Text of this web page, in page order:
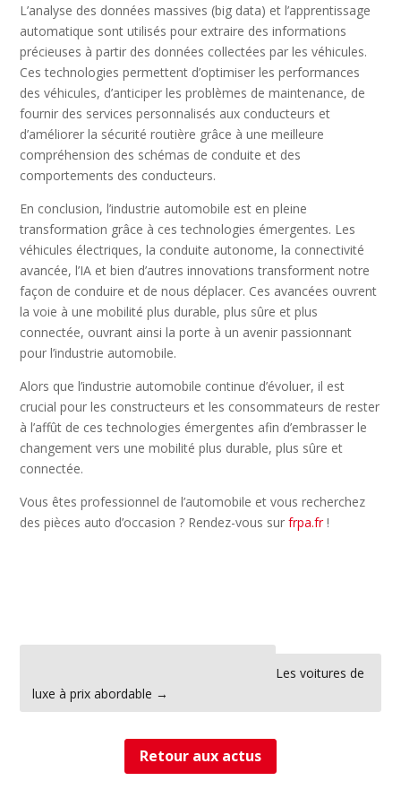
L’analyse des données massives (big data) et l’apprentissage
automatique sont utilisés pour extraire des informations
précieuses à partir des données collectées par les véhicules.
Ces technologies permettent d’optimiser les performances
des véhicules, d’anticiper les problèmes de maintenance, de
fournir des services personnalisés aux conducteurs et
d’améliorer la sécurité routière grâce à une meilleure
compréhension des schémas de conduite et des
comportements des conducteurs.
En conclusion, l’industrie automobile est en pleine
transformation grâce à ces technologies émergentes. Les
véhicules électriques, la conduite autonome, la connectivité
avancée, l’IA et bien d’autres innovations transforment notre
façon de conduire et de nous déplacer. Ces avancées ouvrent
la voie à une mobilité plus durable, plus sûre et plus
connectée, ouvrant ainsi la porte à un avenir passionnant
pour l’industrie automobile.
Alors que l’industrie automobile continue d’évoluer, il est
crucial pour les constructeurs et les consommateurs de rester
à l’affût de ces technologies émergentes afin d’embrasser le
changement vers une mobilité plus durable, plus sûre et
connectée.
Vous êtes professionnel de l’automobile et vous recherchez
des pièces auto d’occasion ? Rendez-vous surfrpa.fr!
Les voitures de
luxe à prix abordable →
Retour aux actus